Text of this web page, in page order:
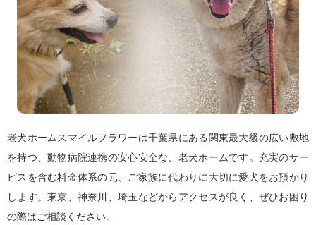
老犬ホームスマイルフラワーは千葉県にある関東最大級の広い敷地
を持つ、動物病院連携の安心安全な、老犬ホームです。充実のサー
ビスを含む料金体系の元、ご家族に代わりに大切に愛犬をお預かり
します。東京、神奈川、埼玉などからアクセスが良く、ぜひお困り
の際はご相談ください。